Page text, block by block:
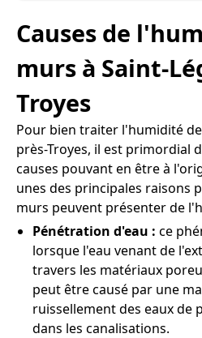
Causes de
murs à Saint-
Troyes
Pour bien traiter l'humidité
près-Troyes, il est primordial
causes pouvant en être à
unes des principales raisons
murs peuvent présenter de
Pénétration d'eau : ce
lorsque l'eau venant de
travers les matériaux
peut être causé par une
ruissellement des eaux de
dans les canalisations.